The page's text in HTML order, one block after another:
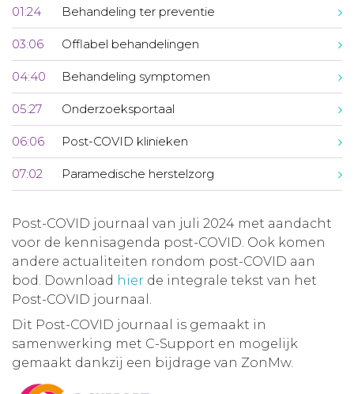
01:24 Behandeling ter preventie
03:06 Offlabel behandelingen
04:40 Behandeling symptomen
05:27 Onderzoeksportaal
06:06 Post-COVID klinieken
07:02 Paramedische herstelzorg
Post-COVID journaal van juli 2024 met aandacht
voor de kennisagenda post-COVID. Ook komen
andere actualiteiten rondom post-COVID aan
bod. Download hier de integrale tekst van het
Post-COVID journaal.
Dit Post-COVID journaal is gemaakt in
samenwerking met C-Support en mogelijk
gemaakt dankzij een bijdrage van ZonMw.